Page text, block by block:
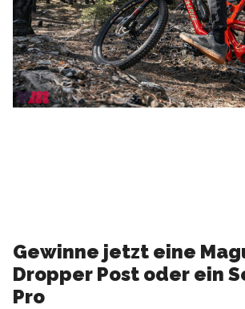
Gewinne jetzt eine
Dropper Post oder ein
Pro